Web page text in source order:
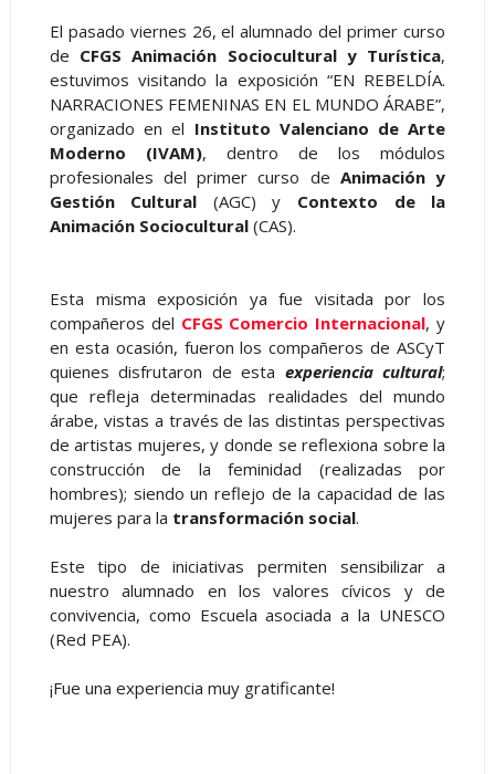
El pasado viernes 26, el alumnado del primer curso
de CFGS Animación Sociocultural y Turística,
estuvimos visitando la exposición “EN REBELDÍA.
NARRACIONES FEMENINAS EN EL MUNDO ÁRABE”,
organizado en el Instituto Valenciano de Arte
Moderno (IVAM), dentro de los módulos
profesionales del primer curso de Animación y
Gestión Cultural (AGC) y Contexto de la
Animación Sociocultural(CAS).
Esta misma exposición ya fue visitada por los
compañeros del CFGS Comercio Internacional, y
en esta ocasión, fueron los compañeros de ASCyT
quienes disfrutaron de esta experiencia cultural;
que refleja determinadas realidades del mundo
árabe, vistas a través de las distintas perspectivas
de artistas mujeres, y donde se reflexiona sobre la
construcción de la feminidad (realizadas por
hombres); siendo un reflejo de la capacidad de las
mujeres para la transformación social.
Este tipo de iniciativas permiten sensibilizar a
nuestro alumnado en los valores cívicos y de
convivencia, como Escuela asociada a la UNESCO
(Red PEA).
¡Fue una experiencia muy gratificante!